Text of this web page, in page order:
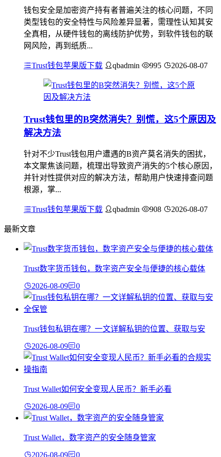
钱包安全是加密资产持有者普遍关注的核心问题，不同
类型钱包的安全特性与风险差异显著，需理性认知其安
全真相，从硬件钱包的离线防护优势，到软件钱包的联
网风险，再到纸质...
Trust钱包苹果版下载 qbadmin 995 2026-08-07
Trust钱包里的B突然消失？别慌，这5个原因及
解决方法
针对不少Trust钱包用户遭遇的B资产莫名消失的困扰，
本文聚焦该问题，梳理出导致资产消失的5个核心原因，
并针对性提供对应的解决方法，帮助用户快速排查问题
根源，掌...
Trust钱包苹果版下载 qbadmin 908 2026-08-07
最新文章
Trust数字货币钱包，数字资产安全与便捷的核心载体
2026-08-09 0
Trust钱包私钥在哪？一文详解私钥的位置、获取与安
2026-08-09 0
Trust Wallet如何安全变现人民币？新手必看
2026-08-09 0
Trust Wallet，数字资产的安全随身管家
2026-08-09 0